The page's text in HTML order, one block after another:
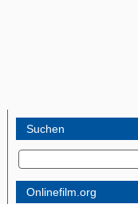
Suchen
Onlinefilm.org